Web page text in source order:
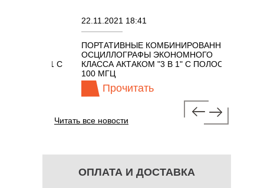
22.11.2021 18:41
ПОРТАТИВНЫЕ КОМБИНИРОВАННЫЕ
ОСЦИЛЛОГРАФЫ ЭКОНОМНОГО
КЛАССА АКТАКОМ "3 В 1" С ПОЛОСОЙ
100 МГЦ
Прочитать
Читать все новости
ОПЛАТА И ДОСТАВКА